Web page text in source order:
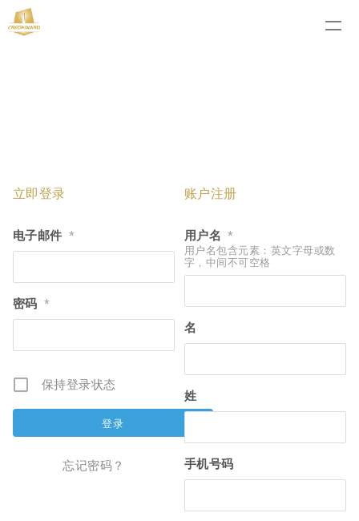
立即登录
电子邮件 *
密码 *
保持登录状态
忘记密码？
账户注册
用户名 *
用户名包含元素：英文字母或数
字，中间不可空格
名
姓
手机号码